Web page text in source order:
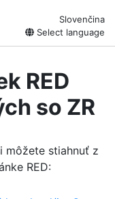
Slovenčina
Select language
RED
so ZR
môžete stiahnuť z
RED: